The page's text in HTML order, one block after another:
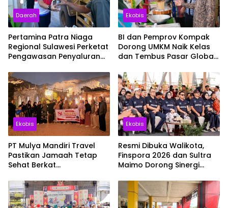
Daerah
Pertamina Patra Niaga
Regional Sulawesi Perketat
Pengawasan Penyaluran
Kolaka Utara
Ekobis
BI dan Pemprov Kompak
Dorong UMKM Naik Kelas
dan Tembus Pasar Global
Ekobis
PT Mulya Mandiri Travel
Pastikan Jamaah Tetap
Sehat Berkat
Disaat Cuaca Madinah
Capai 44 Derajat Celsius
Ekobis
Resmi Dibuka Walikota,
Finspora 2026 dan Sultra
Maimo Dorong Sinergi
Industri Keuangan